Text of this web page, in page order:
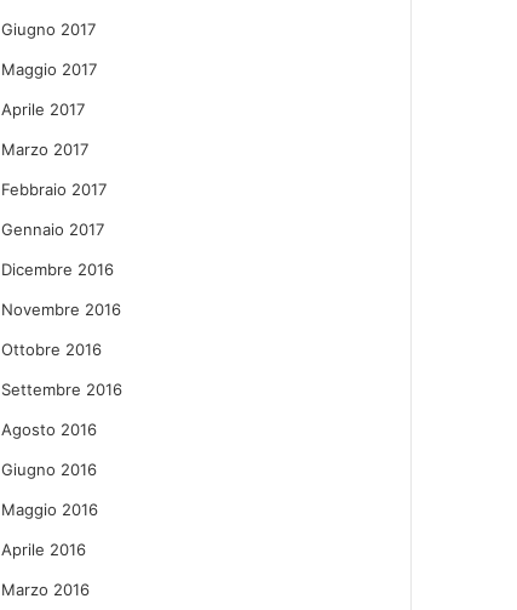
Giugno 2017
Maggio 2017
Aprile 2017
Marzo 2017
Febbraio 2017
Gennaio 2017
Dicembre 2016
Novembre 2016
Ottobre 2016
Settembre 2016
Agosto 2016
Giugno 2016
Maggio 2016
Aprile 2016
Marzo 2016